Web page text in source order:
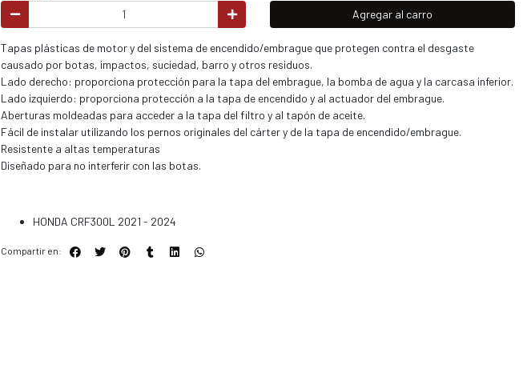
Agregar al carro
Tapas plásticas de motor y del sistema de encendido/embrague que protegen contra el desgaste
causado por botas, impactos, suciedad, barro y otros residuos.
Lado derecho: proporciona protección para la tapa del embrague, la bomba de agua y la carcasa inferior.
Lado izquierdo: proporciona protección a la tapa de encendido y al actuador del embrague.
Aberturas moldeadas para acceder a la tapa del filtro y al tapón de aceite.
Fácil de instalar utilizando los pernos originales del cárter y de la tapa de encendido/embrague.
Resistente a altas temperaturas
Diseñado para no interferir con las botas.
HONDA CRF300L 2021 - 2024
Compartir en: